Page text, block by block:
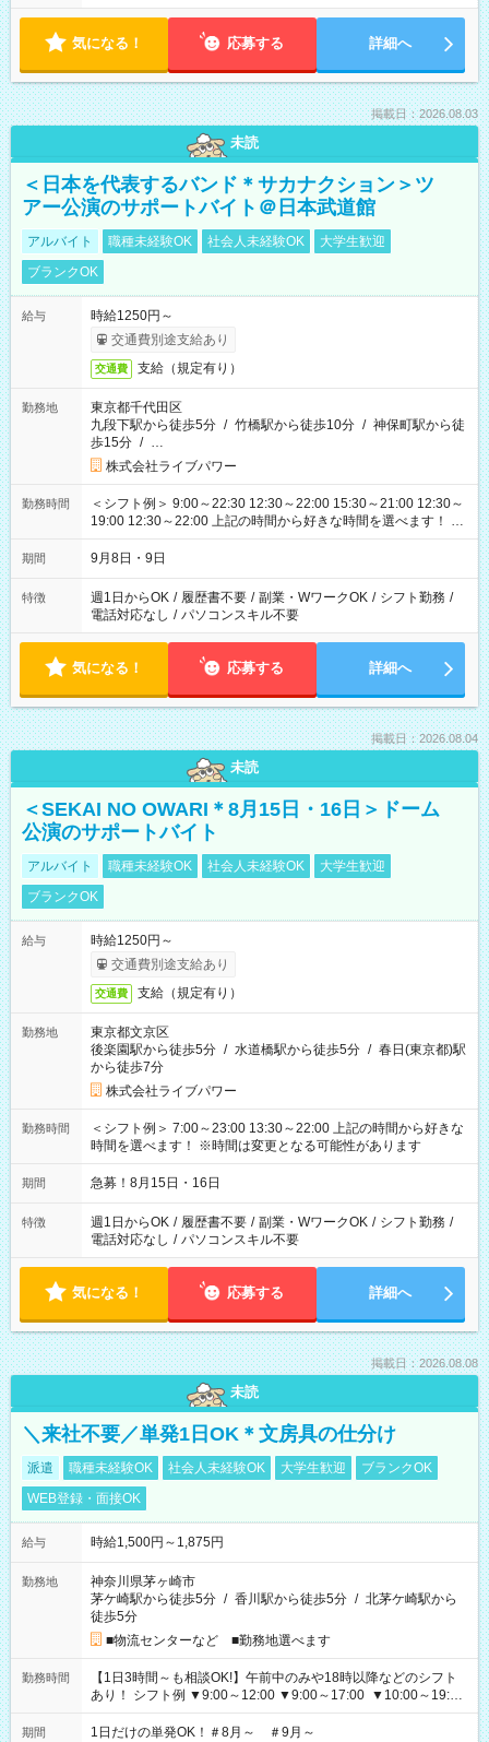
気になる！ 応募する 詳細へ
掲載日：2026.08.03
未読
＜日本を代表するバンド＊サカナクション＞ツ
アー公演のサポートバイト＠日本武道館
アルバイト 職種未経験OK 社会人未経験OK
大学生歓迎
ブランクOK
給与
時給1250円～
交通費別途支給あり
交通費 支給（規定有り）
勤務地
東京都千代田区
九段下駅から徒歩5分 / 竹橋駅から徒歩10分 / 神保町駅から徒
歩15分 / …
株式会社ライブパワー
勤務時間
＜シフト例＞ 9:00～22:30 12:30～22:00 15:30～21:00 12:30～
19:00 12:30～22:00 上記の時間から好きな時間を選べます！ ※
時間は変更となる可能性があります
期間 9月8日・9日
特徴 週1日からOK / 履歴書不要 / 副業・WワークOK / シフト勤務 /
電話対応なし / パソコンスキル不要
気になる！ 応募する 詳細へ
掲載日：2026.08.04
未読
＜SEKAI NO OWARI＊8月15日・16日＞ドーム
公演のサポートバイト
アルバイト 職種未経験OK 社会人未経験OK
大学生歓迎
ブランクOK
給与
時給1250円～
交通費別途支給あり
交通費 支給（規定有り）
勤務地
東京都文京区
後楽園駅から徒歩5分 / 水道橋駅から徒歩5分 / 春日(東京都)駅
から徒歩7分
株式会社ライブパワー
勤務時間
＜シフト例＞ 7:00～23:00 13:30～22:00 上記の時間から好きな
時間を選べます！ ※時間は変更となる可能性があります
期間 急募！8月15日・16日
特徴 週1日からOK / 履歴書不要 / 副業・WワークOK / シフト勤務 /
電話対応なし / パソコンスキル不要
気になる！ 応募する 詳細へ
掲載日：2026.08.08
未読
＼来社不要／単発1日OK＊文房具の仕分け
派遣 職種未経験OK 社会人未経験OK 大学生歓迎
ブランクOK
WEB登録・面接OK
給与 時給1,500円～1,875円
勤務地
神奈川県茅ヶ崎市
茅ケ崎駅から徒歩5分 / 香川駅から徒歩5分 / 北茅ケ崎駅から
徒歩5分
■物流センターなど ■勤務地選べます
勤務時間
【1日3時間～も相談OK!】午前中のみや18時以降などのシフト
あり！ シフト例 ▼9:00～12:00 ▼9:00～17:00 ▼10:00～19:00
▼18:00～21:00
期間 1日だけの単発OK！＃8月～ ＃9月～